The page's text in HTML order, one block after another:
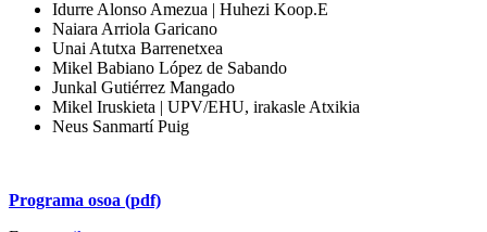
Idurre Alonso Amezua | Huhezi Koop.E
Naiara Arriola Garicano
Unai Atutxa Barrenetxea
Mikel Babiano López de Sabando
Junkal Gutiérrez Mangado
Mikel Iruskieta | UPV/EHU, irakasle Atxikia
Neus Sanmartí Puig
Programa osoa (pdf)